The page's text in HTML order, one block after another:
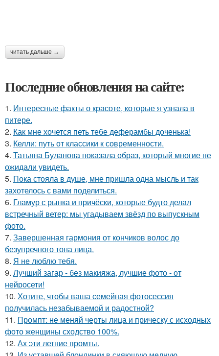
читать дальше →
Последние обновления на сайте:
1. Интересные факты о красоте, которые я узнала в
питере.
2. Как мне хочется петь тебе деферамбы доченька!
3. Келли: путь от классики к современности.
4. Татьяна Буланова показала образ, который многие не
ожидали увидеть.
5. Пока стояла в душе, мне пришла одна мысль и так
захотелось с вами поделиться.
6. Гламур с рынка и причёски, которые будто делал
встречный ветер: мы угадываем звёзд по выпускным
фото.
7. Завершенная гармония от кончиков волос до
безупречного тона лица.
8. Я не люблю тебя.
9. Лучший загар - без макияжа, лучшие фото - от
нейросети!
10. Хотите, чтобы ваша семейная фотосессия
получилась незабываемой и радостной?
11. Промпт: не меняй черты лица и прическу с исходных
фото женщины сходство 100%.
12. Ах эти летние промты.